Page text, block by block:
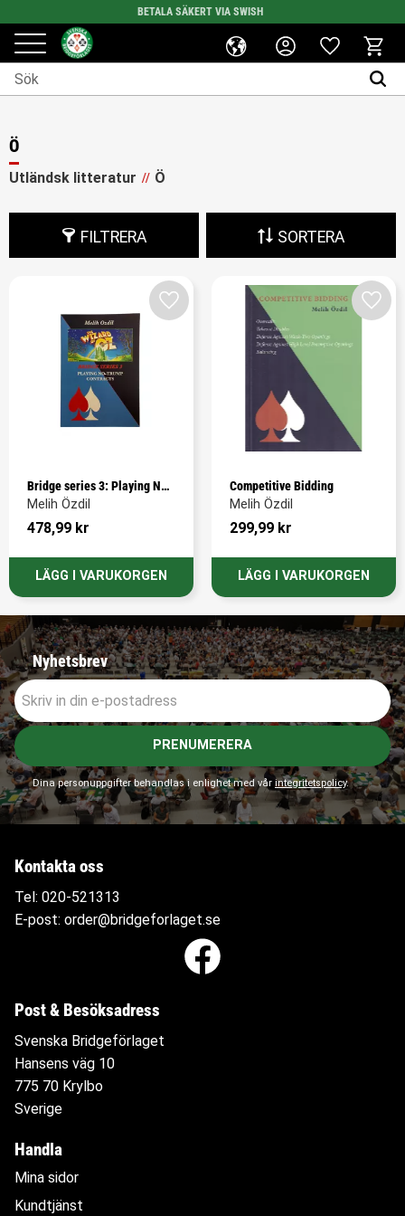
Meny
BETALA SÄKERT VIA SWISH
Favoriter
Ö
Utländsk litteratur Ö
FILTRERA SORTERA
Bridge series 3: Playing No-
Trump Contracts
Melih Özdil
478,99 kr
Lägg till i favoriter
Competitive Bidding
Melih Özdil
299,99 kr
Nyhetsbrev
PRENUMERERA
Dina personuppgifter behandlas i enlighet med vår integritetspolicy.
Kontakta oss
Tel: 020-521313
E-post: order@bridgeforlaget.se
Post & Besöksadress
Svenska Bridgeförlaget
Hansens väg 10
775 70 Krylbo
Sverige
Handla
Mina sidor
Kundtjänst